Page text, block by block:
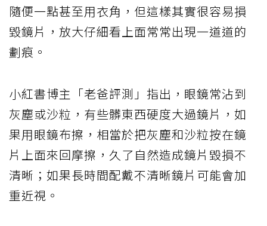
隨便一點甚至用衣角，但這樣其實很容易損
毀鏡片，放大仔細看上面常常出現一道道的
劃痕。
小紅書博主「老爸評測」指出，眼鏡常沾到
灰塵或沙粒，有些髒東西硬度大過鏡片，如
果用眼鏡布擦，相當於把灰塵和沙粒按在鏡
片上面來回摩擦，久了自然造成鏡片毀損不
清晰；如果長時間配戴不清晰鏡片可能會加
重近視。